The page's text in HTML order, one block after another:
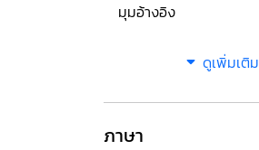
มุมอ้างอิง
ดูเพิ่มเติม
ภาษา